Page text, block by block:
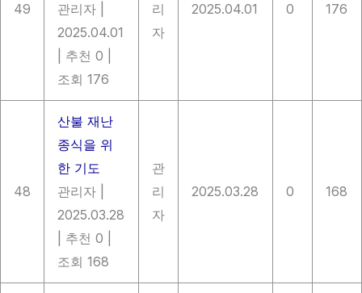
49
관리자
2025.04.01
추천 0
조회 176
리
자
2025.04.01 0 176
48
산불 재난
종식을 위
한 기도
관리자
2025.03.28
추천 0
조회 168
관
리
자
2025.03.28 0 168